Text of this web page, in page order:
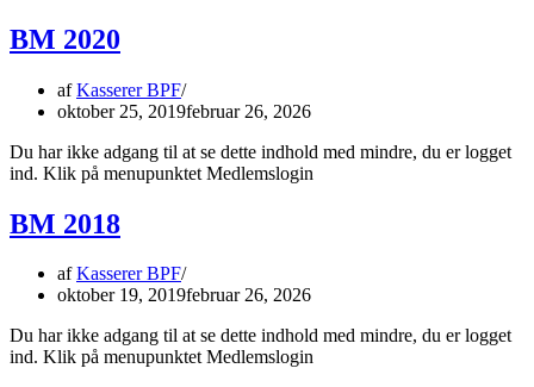
BM 2020
afKasserer BPF
oktober 25, 2019februar 26, 2026
Du har ikke adgang til at se dette indhold med mindre, du er logget
ind. Klik på menupunktet Medlemslogin
BM 2018
afKasserer BPF
oktober 19, 2019februar 26, 2026
Du har ikke adgang til at se dette indhold med mindre, du er logget
ind. Klik på menupunktet Medlemslogin